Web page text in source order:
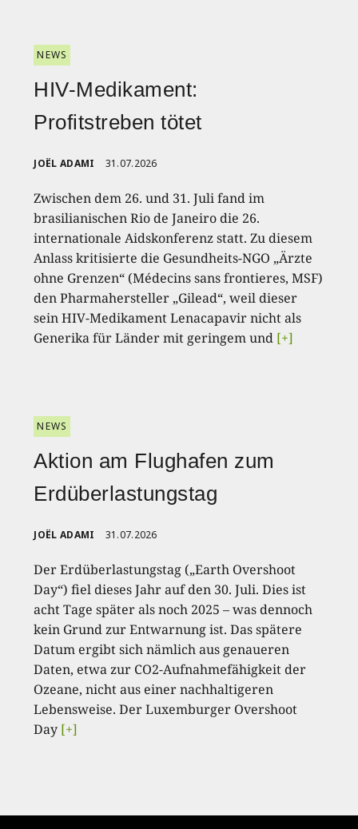
NEWS
HIV-Medikament:
Profitstreben tötet
JOËL ADAMI 31.07.2026
Zwischen dem 26. und 31. Juli fand im
brasilianischen Rio de Janeiro die 26.
internationale Aidskonferenz statt. Zu diesem
Anlass kritisierte die Gesundheits-NGO „Ärzte
ohne Grenzen“ (Médecins sans frontieres, MSF)
den Pharmahersteller „Gilead“, weil dieser
sein HIV-Medikament Lenacapavir nicht als
Generika für Länder mit geringem und [+]
NEWS
Aktion am Flughafen zum
Erdüberlastungstag
JOËL ADAMI 31.07.2026
Der Erdüberlastungstag („Earth Overshoot
Day“) fiel dieses Jahr auf den 30. Juli. Dies ist
acht Tage später als noch 2025 – was dennoch
kein Grund zur Entwarnung ist. Das spätere
Datum ergibt sich nämlich aus genaueren
Daten, etwa zur CO2-Aufnahmefähigkeit der
Ozeane, nicht aus einer nachhaltigeren
Lebensweise. Der Luxemburger Overshoot
Day [+]